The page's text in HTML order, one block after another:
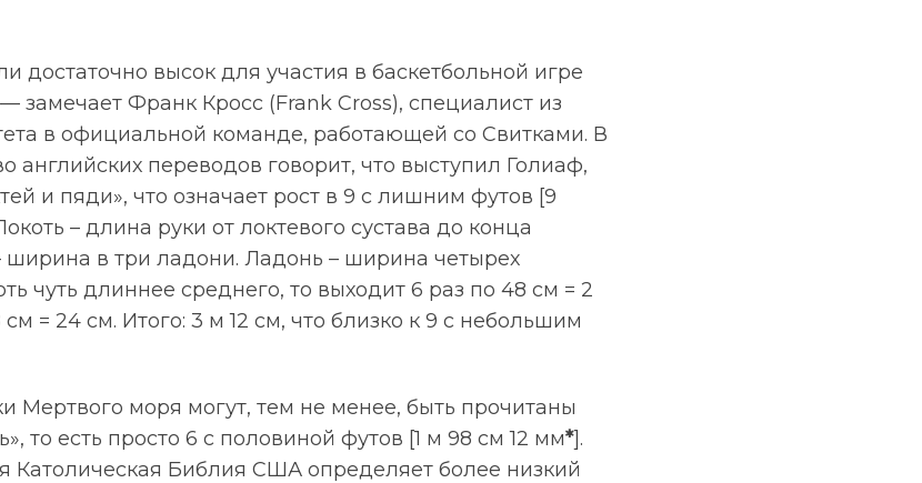
достаточно высок для участия в баскетбольной игре
замечает Франк Кросс (Frank Cross), специалист из
в официальной команде, работающей со Свитками. В
английских переводов говорит, что выступил Голиаф,
и пяди», что означает рост в 9 с лишним футов [9
– длина руки от локтевого сустава до конца
ширина в три ладони. Ладонь – ширина четырех
чуть длиннее среднего, то выходит 6 раз по 48 см = 2
= 24 см. Итого: 3 м 12 см, что близко к 9 с небольшим
Мертвого моря могут, тем не менее, быть прочитаны
то есть просто 6 с половиной футов [1 м 98 см 12 мм*].
Католическая Библия США определяет более низкий